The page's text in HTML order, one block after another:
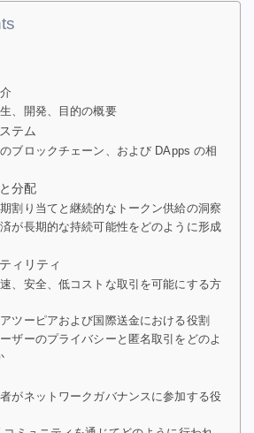
er
st
n
p
p
k
、開発、目的の概要
テム
ブロックチェーン、および DApps の相
分配
割り当てと継続的なトークン供給の洞察
が長期的な持続可能性をどのように形成
ィリティ
、安全、低コストな取引を可能にする方
ツーピアおよび国際送金における役割
ザーのプライバシーと匿名取引をどのよ
がネットワークガバナンスに参加する役